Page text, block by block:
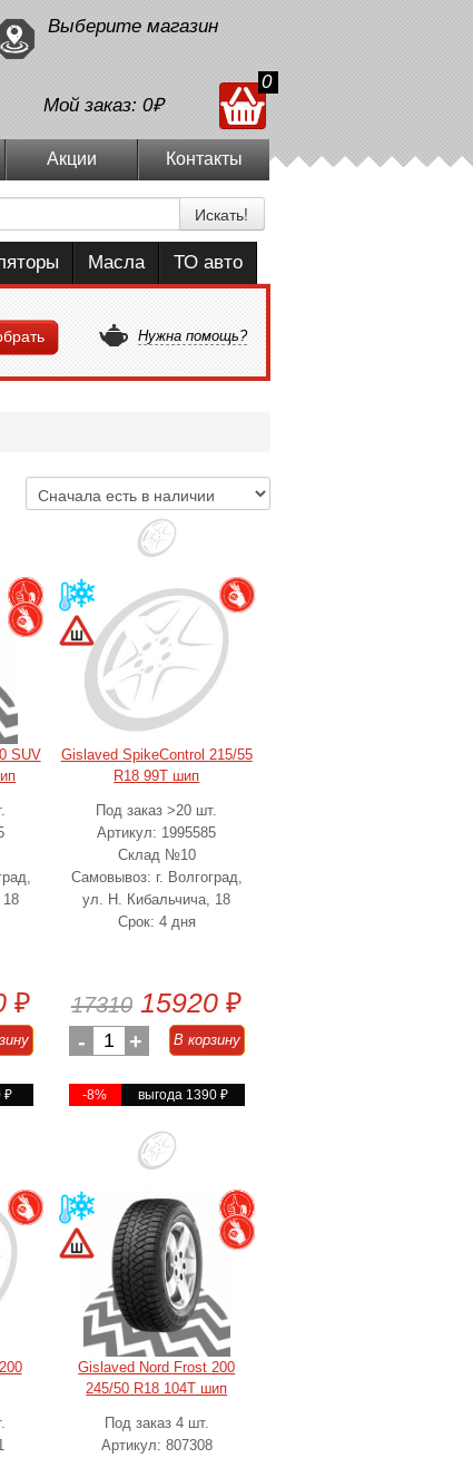
Выберите магазин
Мой заказ: 0₽
0
Акции Контакты
Искать!
Масла ТО авто
Нужна помощь?
SUV
₽
₽
Gislaved SpikeControl 215/55
R18 99T шип
Под заказ >20 шт.
Артикул: 1995585
Склад №10
Самовывоз: г. Волгоград,
ул. Н. Кибальчича, 18
Срок: 4 дня
17310 15920 ₽
- 1 + В корзину
-8% выгода 1390 ₽
Gislaved Nord Frost 200
245/50 R18 104T шип
Под заказ 4 шт.
Артикул: 807308